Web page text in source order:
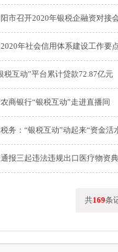
市召开2020年银税企融资对接
年社会信用体系建设工作要
税互动”平台累计贷款72.87亿元
商银行“银税互动”走进直播间
务：“银税互动”动起来“资金活
报三起违法违规出口医疗物资
共169条